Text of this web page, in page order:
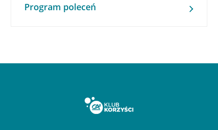
Program poleceń